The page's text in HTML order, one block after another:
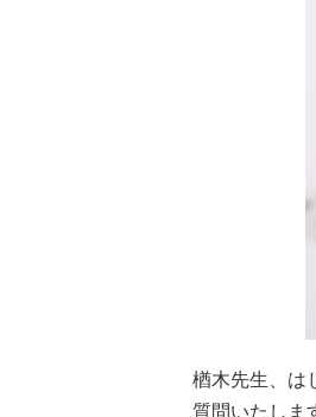
楢木先生、は
質問いたしま